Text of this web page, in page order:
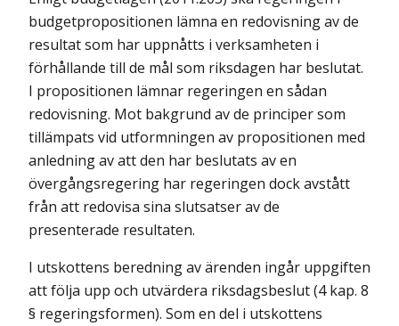
budgetpropositionen lämna en redovisning av de
resultat som har uppnåtts i verksamheten i
förhållande till de mål som riksdagen har beslutat.
I propositionen lämnar regeringen en sådan
redovisning. Mot bakgrund av de principer som
tillämpats vid utformningen av propositionen med
anledning av att den har beslutats av en
övergångsregering har regeringen dock avstått
från att redovisa sina slutsatser av de
presenterade resultaten.
I utskottens beredning av ärenden ingår uppgiften
att följa upp och utvärdera riksdagsbeslut (4 kap. 8
§ regeringsformen). Som en del i utskottens